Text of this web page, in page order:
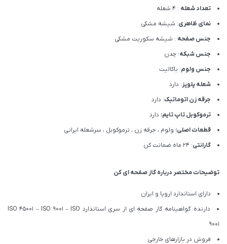
تعداد شعله : 4 شعله
نمای ظاهری: شیشه مشکی
جنس صفحه : شیشه سکوریت مشکی
جنس شبکه: چدن
جنس ولوم: باکالیت
شعله پلوپز: دارد
جرقه زن اتوماتیک: دارد
ترموکوبل تاپ تایم: دارد
قطعات اصلی: ولوم ، جرقه زن ، ترموکوبل ، سرشعله ایرانی
گارانتی: 24 ماه ضمانت کن
توضیحات مختصر درباره گاز صفحه ای کن
دارای استاندارد اروپا و ایران
دارنده گواهینامه گاز صفحه ای از سری استاندارد ISO 45001 – ISO 9001 – ISO
9001
فروش در بازارهای خارجی